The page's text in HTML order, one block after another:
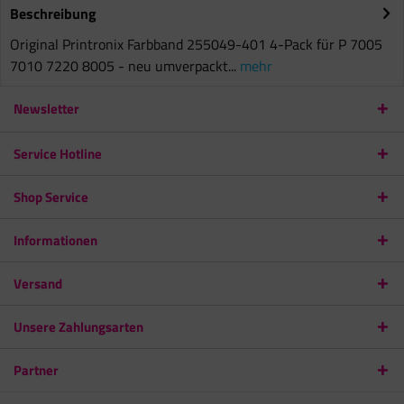
Beschreibung
Original Printronix Farbband 255049-401 4-Pack für P 7005
7010 7220 8005 - neu umverpackt... mehr
Newsletter
Service Hotline
Shop Service
Informationen
Versand
Unsere Zahlungsarten
Partner